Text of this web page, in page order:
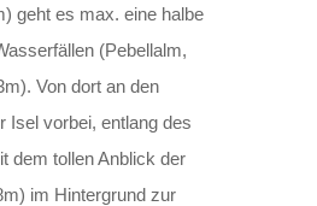
geht es max. eine halbe
(Pebellalm,
Von dort an den
Isel vorbei, entlang des
dem tollen Anblick der
im Hintergrund zur